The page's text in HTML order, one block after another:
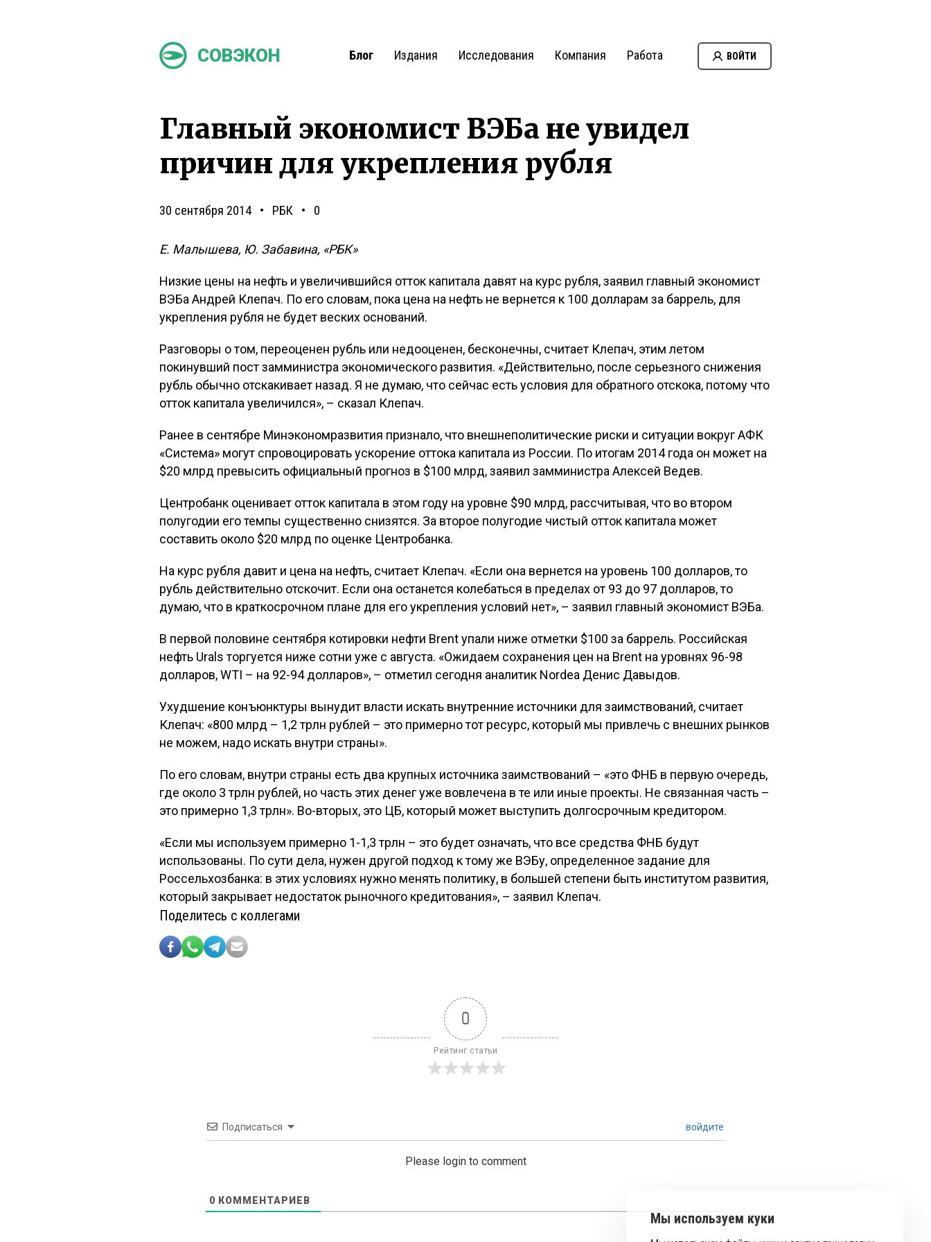
СОВЭКОН Блог Издания Исследования Компания Работа ВОЙТИ
Главный экономист ВЭБа не увидел
причин для укрепления рубля
30 сентября 2014 РБК 0
Е. Малышева, Ю. Забавина, «РБК»
Низкие цены на нефть и увеличившийся отток капитала давят на курс рубля, заявил главный экономист
ВЭБа Андрей Клепач. По его словам, пока цена на нефть не вернется к 100 долларам за баррель, для
укрепления рубля не будет веских оснований.
Разговоры о том, переоценен рубль или недооценен, бесконечны, считает Клепач, этим летом
покинувший пост замминистра экономического развития. «Действительно, после серьезного снижения
рубль обычно отскакивает назад. Я не думаю, что сейчас есть условия для обратного отскока, потому что
отток капитала увеличился», – сказал Клепач.
Ранее в сентябре Минэкономразвития признало, что внешнеполитические риски и ситуации вокруг АФК
«Система» могут спровоцировать ускорение оттока капитала из России. По итогам 2014 года он может на
$20 млрд превысить официальный прогноз в $100 млрд, заявил замминистра Алексей Ведев.
Центробанк оценивает отток капитала в этом году на уровне $90 млрд, рассчитывая, что во втором
полугодии его темпы существенно снизятся. За второе полугодие чистый отток капитала может
составить около $20 млрд по оценке Центробанка.
На курс рубля давит и цена на нефть, считает Клепач. «Если она вернется на уровень 100 долларов, то
рубль действительно отскочит. Если она останется колебаться в пределах от 93 до 97 долларов, то
думаю, что в краткосрочном плане для его укрепления условий нет», – заявил главный экономист ВЭБа.
В первой половине сентября котировки нефти Brent упали ниже отметки $100 за баррель. Российская
нефть Urals торгуется ниже сотни уже с августа. «Ожидаем сохранения цен на Brent на уровнях 96-98
долларов, WTI – на 92-94 долларов», – отметил сегодня аналитик Nordea Денис Давыдов.
Ухудшение конъюнктуры вынудит власти искать внутренние источники для заимствований, считает
Клепач: «800 млрд – 1,2 трлн рублей – это примерно тот ресурс, который мы привлечь с внешних рынков
не можем, надо искать внутри страны».
По его словам, внутри страны есть два крупных источника заимствований – «это ФНБ в первую очередь,
где около 3 трлн рублей, но часть этих денег уже вовлечена в те или иные проекты. Не связанная часть –
это примерно 1,3 трлн». Во-вторых, это ЦБ, который может выступить долгосрочным кредитором.
«Если мы используем примерно 1-1,3 трлн – это будет означать, что все средства ФНБ будут
использованы. По сути дела, нужен другой подход к тому же ВЭБу, определенное задание для
Россельхозбанка: в этих условиях нужно менять политику, в большей степени быть институтом развития,
который закрывает недостаток рыночного кредитования», – заявил Клепач.
Поделитесь с коллегами
0
Рейтинг статьи
Подписаться войдите
Please login to comment
0 КОММЕНТАРИЕВ